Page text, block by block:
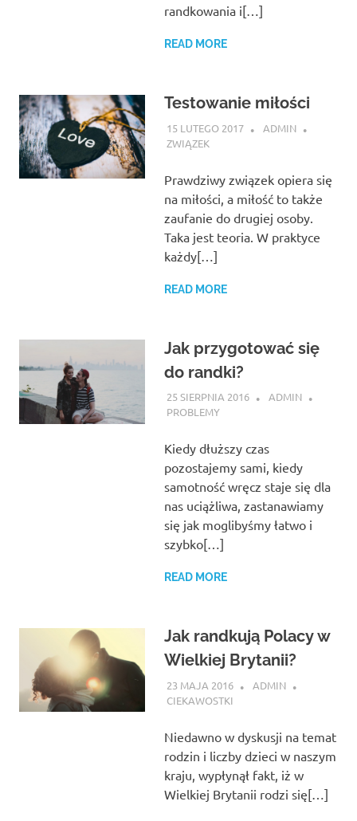
randkowania i[…]
READ MORE
Testowanie miłości
15 LUTEGO 2017
ADMIN
ZWIĄZEK
Prawdziwy związek opiera się
na miłości, a miłość to także
zaufanie do drugiej osoby.
Taka jest teoria. W praktyce
każdy[…]
READ MORE
Jak przygotować się
do randki?
25 SIERPNIA 2016
ADMIN
PROBLEMY
Kiedy dłuższy czas
pozostajemy sami, kiedy
samotność wręcz staje się dla
nas uciążliwa, zastanawiamy
się jak moglibyśmy łatwo i
szybko[…]
READ MORE
Jak randkują Polacy w
Wielkiej Brytanii?
23 MAJA 2016
ADMIN
CIEKAWOSTKI
Niedawno w dyskusji na temat
rodzin i liczby dzieci w naszym
kraju, wypłynął fakt, iż w
Wielkiej Brytanii rodzi się[…]